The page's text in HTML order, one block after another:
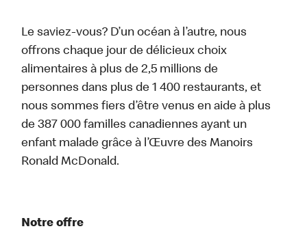
Le saviez-vous? D’un océan à l’autre, nous
offrons chaque jour de délicieux choix
alimentaires à plus de 2,5 millions de
personnes dans plus de 1 400 restaurants, et
nous sommes fiers d’être venus en aide à plus
de 387 000 familles canadiennes ayant un
enfant malade grâce à l’Œuvre des Manoirs
Ronald McDonald.
Notre offre